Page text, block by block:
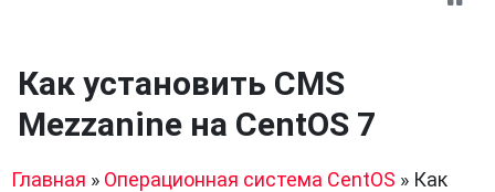
Как установить CMS
Mezzanine на CentOS 7
Главная » Операционная система CentOS » Как